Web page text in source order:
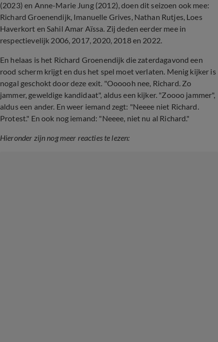
(2023) en Anne-Marie Jung (2012), doen dit seizoen ook mee:
Richard Groenendijk, Imanuelle Grives, Nathan Rutjes, Loes
Haverkort en Sahil Amar Aïssa. Zij deden eerder mee in
respectievelijk 2006, 2017, 2020, 2018 en 2022.
En helaas is het Richard Groenendijk die zaterdagavond een
rood scherm krijgt en dus het spel moet verlaten. Menig kijker is
nogal geschokt door deze exit. "Oooooh nee, Richard. Zo
jammer, geweldige kandidaat", aldus een kijker. "Zoooo jammer",
aldus een ander. En weer iemand zegt: "Neeee niet Richard.
Protest." En ook nog iemand: "Neeee, niet nu al Richard."
Hieronder zijn nog meer reacties te lezen: